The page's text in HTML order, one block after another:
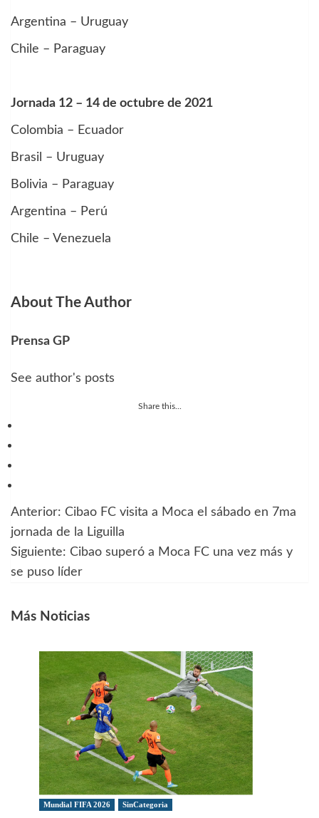
Argentina – Uruguay
Chile – Paraguay
Jornada 12 – 14 de octubre de 2021
Colombia – Ecuador
Brasil – Uruguay
Bolivia – Paraguay
Argentina – Perú
Chile – Venezuela
About The Author
Prensa GP
See author's posts
Share this...
Navegación
de
entradas
Anterior: Cibao FC visita a Moca el sábado en 7ma
jornada de la Liguilla
Siguiente: Cibao superó a Moca FC una vez más y
se puso líder
Más Noticias
Mundial FIFA 2026 SinCategoria